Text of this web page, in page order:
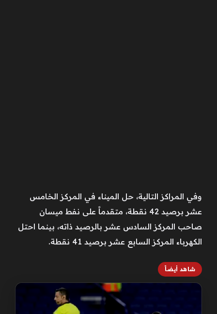
وفي المراكز التالية، حل الميناء في المركز الخامس
عشر برصيد 42 نقطة، متقدماً على نفط ميسان
صاحب المركز السادس عشر بالرصيد ذاته، بينما احتل
الكهرباء المركز السابع عشر برصيد 41 نقطة.
شاهد أيضاً